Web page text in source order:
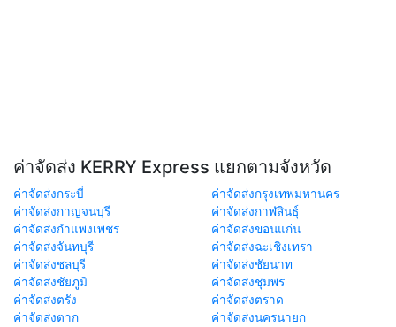
ค่าจัดส่ง KERRY Express แยกตามจังหวัด
ค่าจัดส่งกระบี่
ค่าจัดส่งกรุงเทพมหานคร
ค่าจัดส่งกาญจนบุรี
ค่าจัดส่งกาฬสินธุ์
ค่าจัดส่งกำแพงเพชร
ค่าจัดส่งขอนแก่น
ค่าจัดส่งจันทบุรี
ค่าจัดส่งฉะเชิงเทรา
ค่าจัดส่งชลบุรี
ค่าจัดส่งชัยนาท
ค่าจัดส่งชัยภูมิ
ค่าจัดส่งชุมพร
ค่าจัดส่งตรัง
ค่าจัดส่งตราด
ค่าจัดส่งตาก
ค่าจัดส่งนครนายก